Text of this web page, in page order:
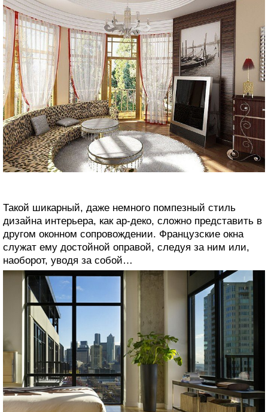
Такой шикарный, даже немного помпезный стиль
дизайна интерьера, как ар-деко, сложно представить в
другом оконном сопровождении. Французские окна
служат ему достойной оправой, следуя за ним или,
наоборот, уводя за собой…